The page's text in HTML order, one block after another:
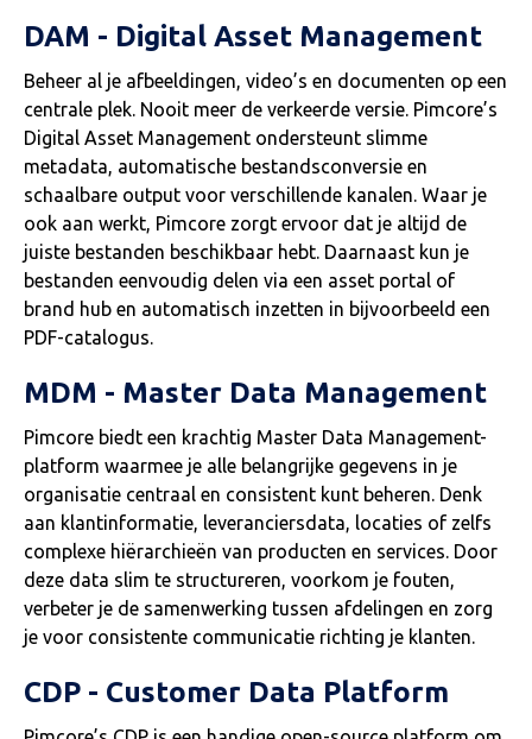
DAM - Digital Asset Management
Beheer al je afbeeldingen, video’s en documenten op een
centrale plek. Nooit meer de verkeerde versie. Pimcore’s
Digital Asset Management ondersteunt slimme
metadata, automatische bestandsconversie en
schaalbare output voor verschillende kanalen. Waar je
ook aan werkt, Pimcore zorgt ervoor dat je altijd de
juiste bestanden beschikbaar hebt. Daarnaast kun je
bestanden eenvoudig delen via een asset portal of
brand hub en automatisch inzetten in bijvoorbeeld een
PDF-catalogus.
MDM - Master Data Management
Pimcore biedt een krachtig Master Data Management-
platform waarmee je alle belangrijke gegevens in je
organisatie centraal en consistent kunt beheren. Denk
aan klantinformatie, leveranciersdata, locaties of zelfs
complexe hiërarchieën van producten en services. Door
deze data slim te structureren, voorkom je fouten,
verbeter je de samenwerking tussen afdelingen en zorg
je voor consistente communicatie richting je klanten.
CDP - Customer Data Platform